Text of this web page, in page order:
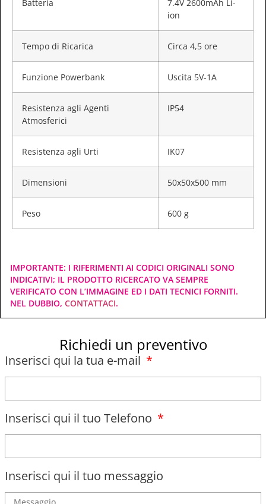
Batteria
7.4V 2600mAh Li-
ion
Tempo di Ricarica Circa 4,5 ore
Funzione Powerbank Uscita 5V-1A
Resistenza agli Agenti
Atmosferici
IP54
Resistenza agli Urti IK07
Dimensioni 50x50x500 mm
Peso 600 g
IMPORTANTE: I RIFERIMENTI AI CODICI ORIGINALI SONO
INDICATIVI; IL PRODOTTO RICERCATO VA SEMPRE
VERIFICATO CON L’IMMAGINE ED I DATI TECNICI FORNITI.
NEL DUBBIO, CONTATTACI.
Richiedi un preventivo
Inserisci qui la tua e-mail
Inserisci qui il tuo Telefono
Inserisci qui il tuo messaggio